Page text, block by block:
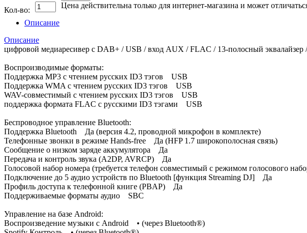
Кол-во:
Цена действительна только для интернет-магазина и может
Описание
Описание
цифровой медиаресивер с DAB+ / USB / вход AUX / FLAC / 13-полосный эквалайзер
Воспроизводимые форматы:
Поддержка MP3 c чтением русских ID3 тэгов USB
Поддержка WMA c чтением русских ID3 тэгов USB
WAV-совместимый c чтением русских ID3 тэгов USB
поддержка формата FLAC с русскими ID3 тэгами USB
Беспроводное управление Bluetooth:
Поддержка Bluetooth Да (версия 4.2, проводной микрофон в комплекте)
Телефонные звонки в режиме Hands-free Да (HFP 1.7 широкополосная связь)
Сообщение о низком заряде аккумулятора Да
Передача и контроль звука (A2DP, AVRCP) Да
Голосовой набор номера (требуется телефон совместимый с режимом голосового
Подключение до 5 аудио устройств по Bluetooth [функция Streaming DJ] Да
Профиль доступа к телефонной книге (PBAP) Да
Поддерживаемые форматы аудио SBC
Управление на базе Android:
Воспроизведение музыки с Android • (через Bluetooth®)